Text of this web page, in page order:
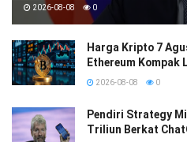
2026-08-08 0
Harga Kripto 7
Ethereum Kompak
2026-08-08 0
Pendiri Strategy
Triliun Berkat